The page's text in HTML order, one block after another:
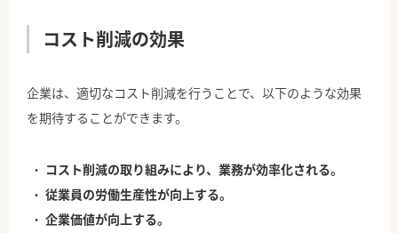
コスト削減の効果
企業は、適切なコスト削減を行うことで、以下のような効果
を期待することができます。
コスト削減の取り組みにより、業務が効率化される。
従業員の労働生産性が向上する。
企業価値が向上する。